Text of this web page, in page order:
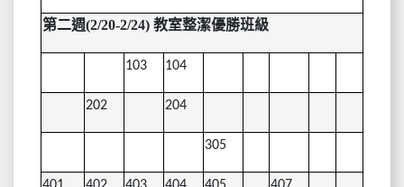
第二週(2/20-2/24) 教室整潔優勝班級
103 104
202 204
305